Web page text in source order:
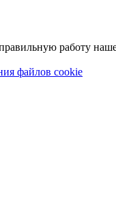
работу
файлов cookie